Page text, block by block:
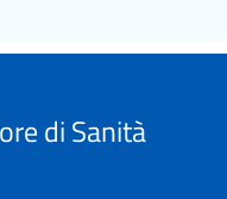
di Sanità